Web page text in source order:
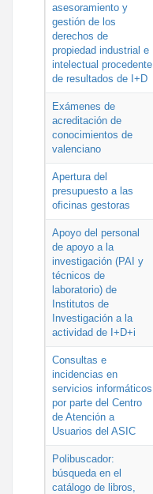
asesoramiento y
gestión de los
derechos de
propiedad industrial e
intelectual procedente
de resultados de I+D
Exámenes de
acreditación de
conocimientos de
valenciano
Apertura del
presupuesto a las
oficinas gestoras
Apoyo del personal
de apoyo a la
investigación (PAI y
técnicos de
laboratorio) de
Institutos de
Investigación a la
actividad de I+D+i
Consultas e
incidencias en
servicios informáticos
por parte del Centro
de Atención a
Usuarios del ASIC
Polibuscador:
búsqueda en el
catálogo de libros,